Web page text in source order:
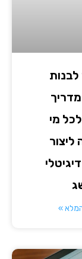
מי
ליצור
»